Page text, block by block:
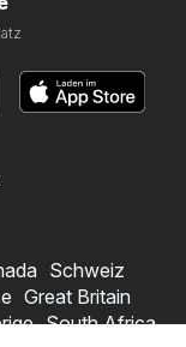
Schweiz
Great Britain
South Africa